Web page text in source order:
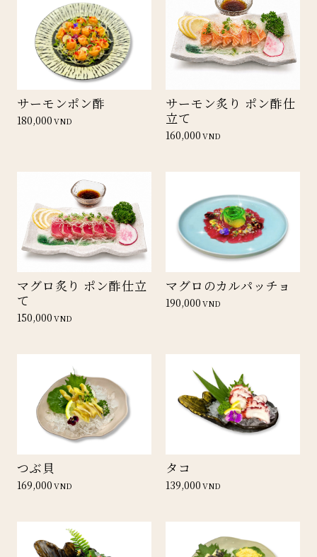
サーモンポン酢
180,000VND
サーモン炙り ポン酢仕
立て
160,000VND
マグロ炙り ポン酢仕立
て
150,000VND
マグロのカルパッチョ
190,000VND
つぶ貝
169,000VND
タコ
139,000VND